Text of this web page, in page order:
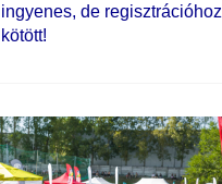
ingyenes, de regisztrációhoz
kötött!